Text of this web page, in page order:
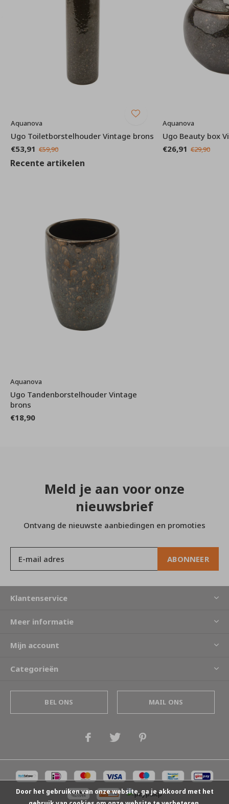
Aquanova
Ugo Toiletborstelhouder Vintage brons
€53,91 €59,90
Aquanova
Ugo Beauty box
€26,91 €29,90
Recente artikelen
Aquanova
Ugo Tandenborstelhouder Vintage
brons
€18,90
Meld je aan voor onze
nieuwsbrief
Ontvang de nieuwste aanbiedingen en promoties
ABONNEER
Klantenservice
Meer informatie
Mijn account
Categorieën
BEL ONS MAIL ONS
Door het gebruiken van onze website, ga je akkoord met het